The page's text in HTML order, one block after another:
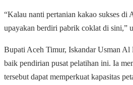
“Kalau nanti pertanian kakao sukses di
upayakan berdiri pabrik coklat di sini,”
Bupati Aceh Timur, Iskandar Usman Al
baik pendirian pusat pelatihan ini. Ia
tersebut dapat memperkuat kapasitas